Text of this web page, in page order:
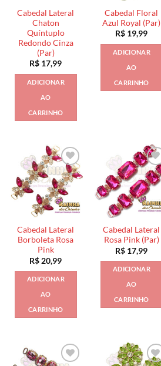
Cabedal Lateral
Chaton
Quíntuplo
Redondo Cinza
(Par)
R$ 17,99
ADICIONAR
AO
CARRINHO
Cabedal Floral
Azul Royal (Par)
R$ 19,99
ADICIONAR
AO
CARRINHO
Cabedal Lateral
Borboleta Rosa
Pink
R$ 20,99
ADICIONAR
AO
CARRINHO
Cabedal Lateral
Rosa Pink (Par)
R$ 17,99
ADICIONAR
AO
CARRINHO